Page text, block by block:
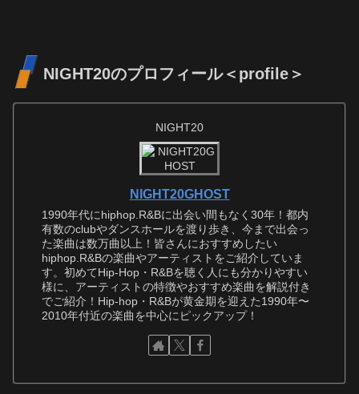
NIGHT20のプロフィール＜profile＞
NIGHT20
NIGHT20GHOST
1990年代にhiphop.R&Bに出会い間もなく30年！都内
有数のclubやダンスホールを渡り歩き、今まで出会っ
た楽曲は数万曲以上！皆さんにおすすめしたい
hiphop.R&Bの楽曲やアーティストをご紹介していま
す。初めてHip-Hop・R&Bを聴く人にも分かりやすい
様に、アーティストの特徴やおすすめ楽曲を解説付き
でご紹介！Hip-hop・R&Bが黄金期を迎えた1990年〜
2010年付近の楽曲を中心にピックアップ！